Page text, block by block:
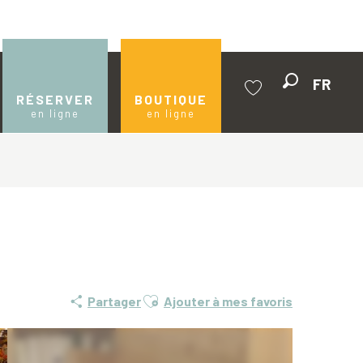
RÉSERVER
en ligne
BOUTIQUE
en ligne
FR
PartagerAjouter aux favoris
Ajouter à mes favoris